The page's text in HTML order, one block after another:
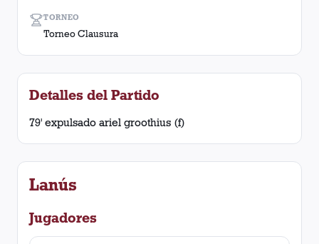
TORNEO
Torneo Clausura
Detalles del Partido
79' expulsado ariel groothius (f)
Lanús
Jugadores